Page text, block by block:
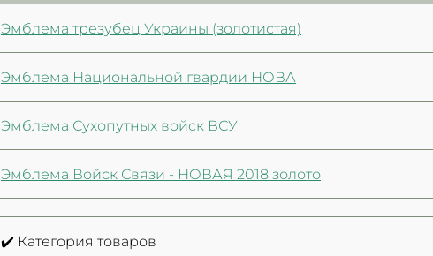
Эмблема трезубец Украины (золотистая)
Эмблема Национальной гвардии НОВА
Эмблема Сухопутных войск ВСУ
Эмблема Войск Связи - НОВАЯ 2018 золото
✔️ Категория товаров